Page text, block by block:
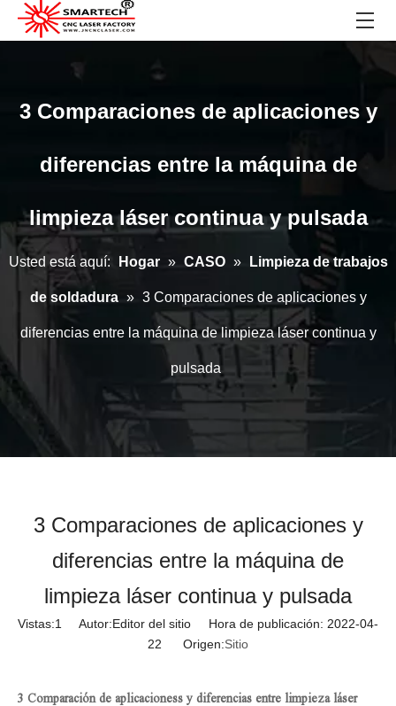
3 Comparaciones de aplicaciones y
diferencias entre la máquina de
limpieza láser continua y pulsada
Usted está aquí: Hogar » CASO » Limpieza de trabajos
de soldadura » 3 Comparaciones de aplicaciones y
diferencias entre la máquina de limpieza láser continua y
pulsada
3 Comparaciones de aplicaciones y
diferencias entre la máquina de
limpieza láser continua y pulsada
Vistas:1
Autor:Editor del sitio Hora de publicación: 2022-04-
22 Origen:Sitio
3 Comparación de aplicacioness y diferencias entre limpieza láser